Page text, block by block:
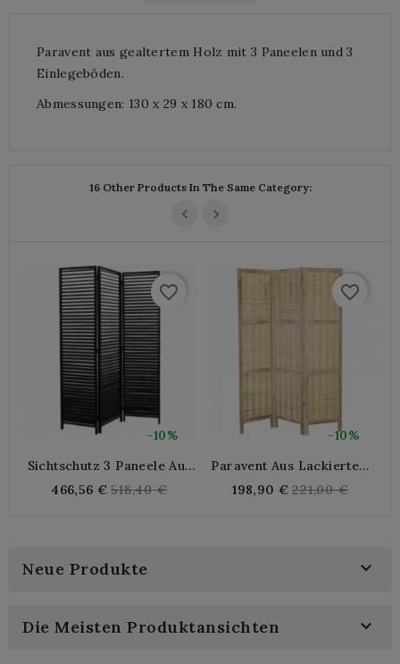
Paravent aus gealtertem Holz mit 3 Paneelen und 3
Einlegeböden.
Abmessungen: 130 x 29 x 180 cm.
16 Other Products In The Same Category:
-10%
favorite_border
Sichtschutz 3 Paneele Aus
Holz
466,56 € Regular
518,40 €
-10%
favorite_border
Paravent Aus Lackiertem
198,90 € Regular
221,00 €
Neue Produkte 
Die Meisten Produktansichten 